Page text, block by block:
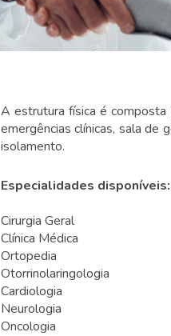
A estrutura física é composta
emergências clínicas, sala de
isolamento.
Especialidades disponíveis:
Cirurgia Geral
Clínica Médica
Ortopedia
Otorrinolaringologia
Cardiologia
Neurologia
Oncologia